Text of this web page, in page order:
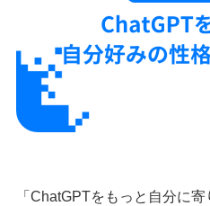
「ChatGPTをもっと自分に